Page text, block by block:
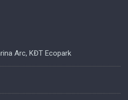
Arc, KĐT Ecopark